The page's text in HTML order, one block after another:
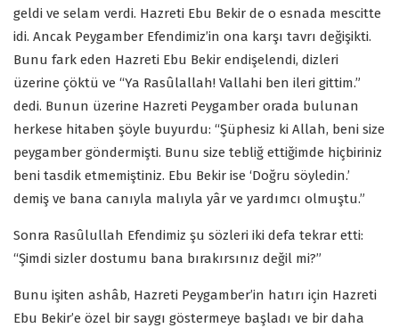
geldi ve selam verdi. Hazreti Ebu Bekir de o esnada mescitte
idi. Ancak Peygamber Efendimiz’in ona karşı tavrı değişikti.
Bunu fark eden Hazreti Ebu Bekir endişelendi, dizleri
üzerine çöktü ve “Ya Rasûlallah! Vallahi ben ileri gittim.”
dedi. Bunun üzerine Hazreti Peygamber orada bulunan
herkese hitaben şöyle buyurdu: “Şüphesiz ki Allah, beni size
peygamber göndermişti. Bunu size tebliğ ettiğimde hiçbiriniz
beni tasdik etmemiştiniz. Ebu Bekir ise ‘Doğru söyledin.’
demiş ve bana canıyla malıyla yâr ve yardımcı olmuştu.”
Sonra Rasûlullah Efendimiz şu sözleri iki defa tekrar etti:
“Şimdi sizler dostumu bana bırakırsınız değil mi?”
Bunu işiten ashâb, Hazreti Peygamber’in hatırı için Hazreti
Ebu Bekir’e özel bir saygı göstermeye başladı ve bir daha